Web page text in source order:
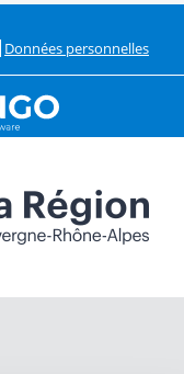
Données personnelles